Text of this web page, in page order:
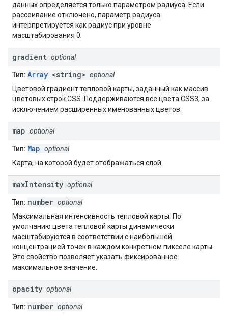
данных определяется только параметром радиуса. Если
рассеивание отключено, параметр радиуса
интерпретируется как радиус при уровне
масштабирования 0.
gradient optional
Тип: Array <string> optional
Цветовой градиент тепловой карты, заданный как массив
цветовых строк CSS. Поддерживаются все цвета CSS3, за
исключением расширенных именованных цветов.
map optional
Тип: Map optional
Карта, на которой будет отображаться слой.
maxIntensity optional
Тип: number optional
Максимальная интенсивность тепловой карты. По
умолчанию цвета тепловой карты динамически
масштабируются в соответствии с наибольшей
концентрацией точек в каждом конкретном пикселе карты.
Это свойство позволяет указать фиксированное
максимальное значение.
opacity optional
Тип: number optional